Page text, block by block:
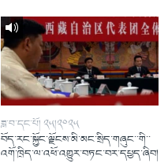
ཟླ་བ་དང་པོ། ༢༥།༢༠༢༥
བོད་རང་སྐྱོང་ལྗོངས་མི་མང་སྲིད་གཞུང་་གི་་
འགོ་ཁྲིད་ལ་འཕོ་འགྱུར་བཏང་བར་དཔྱད་ཞིབ།